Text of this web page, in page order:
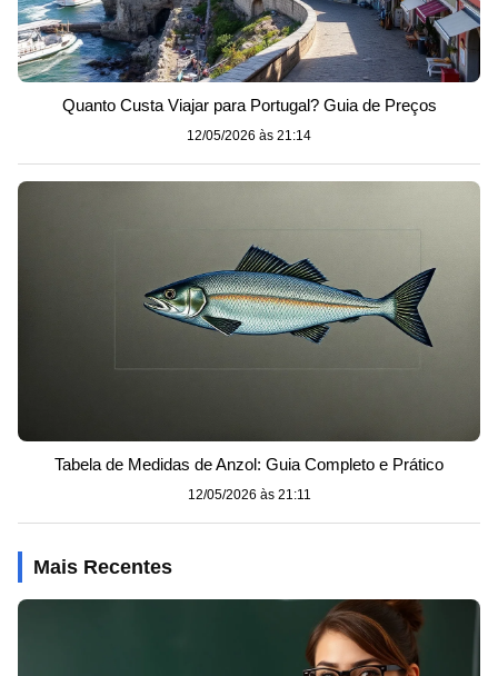
Quanto Custa Viajar para Portugal? Guia de Preços
12/05/2026 às 21:14
Tabela de Medidas de Anzol: Guia Completo e Prático
12/05/2026 às 21:11
Mais Recentes